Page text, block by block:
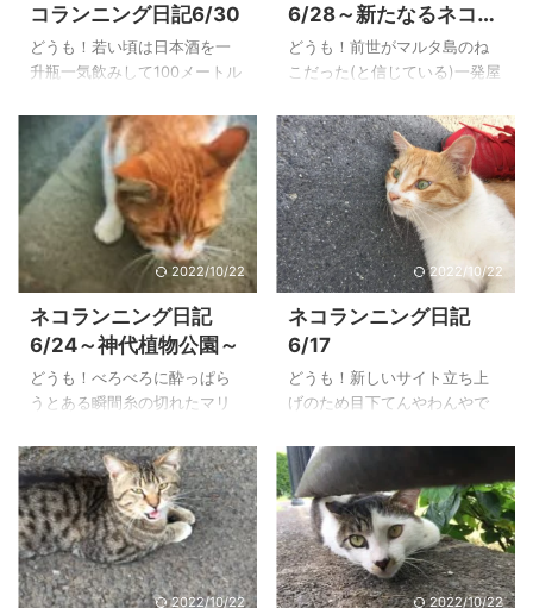
かったですね。 一発屋が真夏
にランニングをする時は冷感
タオルや、塩タブ(塩分入りの
いき、どうにも暑くて仕方な
い時は公園水飲み場 ...
える鬼ギレをしたということ
です。 まぁ結果的に勝利して
終わったのでよかったのです
しているだろうなというよう
な内容です。 ま、詳しくは次
回 ...
コランニング日記6/30
どうも！若い頃は日本酒を一
升瓶一気飲みして100メートル
す！ 寄る年波には勝てません
ね。 もはや飲めてストロング
のチューハイ500ｍｌを四本程
度しか飲めなくなりました((;
´д｀)トホホ) と、お酒の話は
これくらいにしておいて なん
と！ ついに！ 100記事達成！
しちゃいました！ 当サイトを
開設してから二か月半ほどで
の100記事達成となります。
巷では 100記事を達成すれば
一人前の仲間入り なんて言わ
を忘れずに精進していくつも
りでございます。 近々、本 ...
6/28～新たなるネコと
の出会い～
どうも！前世がマルタ島のね
こだった(と信じている)一発屋
日記はみなさんお待ちかねの
『ネコランニング日記』 でご
ざいます。 本日は初めての場
所に遠征してみたところ、新
しいネコくんに出会うことが
出来たので、後程ご紹介して
いきます。 本日の走行距離
は…？ 連日の長距離ランが続
いていたので、本日は疲労抜
きの意味も込めて 20キロ の距
離に留めておきました。 気温
は27度ほどと大したことあり
が高く、汗がまとわりついて
あまり気持ちよく走れたとい
う感じではありませ ...
2022/10/22
ネコランニング日記
6/24～神代植物公園～
どうも！べろべろに酔っぱら
うとある瞬間糸の切れたマリ
りこける一発屋です！ さてさ
て今回はひさびさ(というほど
でもないか)にやってまいりま
したこの企画、 ネコランニン
グ日記 であります！ 今回はネ
コくんの写真のご紹介に加え
て、ランニングで立ち寄った
2022/10/22
ネコランニング日記
6/17
どうも！新しいサイト立ち上
げのため目下てんやわんやで
す！ というわけでやってまい
りましたこの企画 『ネコラン
ニング日記』 のお時間です。
新たなるサイトを立ち上げる
のにてんやわんやなのにラン
ニングには行くのかという指
摘がありそうですが、一発屋
2022/10/22 2022/10/22